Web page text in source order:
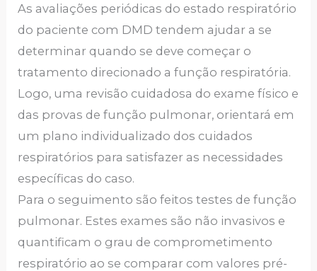
As avaliações periódicas do estado respiratório
do paciente com DMD tendem ajudar a se
determinar quando se deve começar o
tratamento direcionado a função respiratória.
Logo, uma revisão cuidadosa do exame físico e
das provas de função pulmonar, orientará em
um plano individualizado dos cuidados
respiratórios para satisfazer as necessidades
específicas do caso.
Para o seguimento são feitos testes de função
pulmonar. Estes exames são não invasivos e
quantificam o grau de comprometimento
respiratório ao se comparar com valores pré-